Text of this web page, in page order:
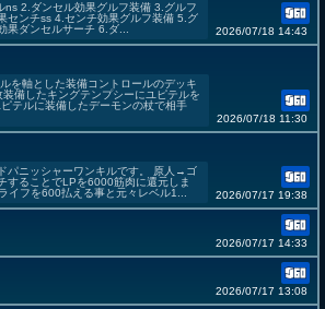
2.ダンセル効果グルフ装備 3.グルフ
センチss 4.センチ効果グルフ装備 5.グ
果ダンセルサーチ 6.ダ...
2026/07/18 14:43
を軸とした装備コントロールのデッキ
備したキングテンプシーにユピテルを
テルに装備したデーモンの杖で相手
2026/07/18 11:30
パニッシャーワンキルです。 原人→ゴ
ることでLPを6000筋肉に還元しま
イフを600払える事と元々レベル1...
2026/07/17 19:38
2026/07/17 14:33
2026/07/17 13:08